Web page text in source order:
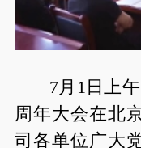
7月1日上
周年大会在北
司各单位广大